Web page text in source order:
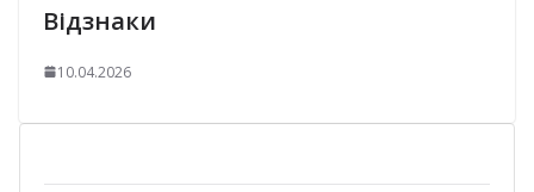
Відзнаки
10.04.2026